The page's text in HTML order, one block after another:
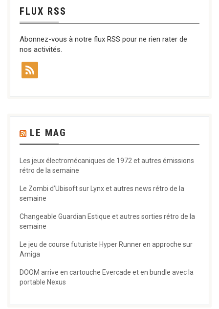
FLUX RSS
Abonnez-vous à notre flux RSS pour ne rien rater de
nos activités.
LE MAG
Les jeux électromécaniques de 1972 et autres émissions
rétro de la semaine
Le Zombi d’Ubisoft sur Lynx et autres news rétro de la
semaine
Changeable Guardian Estique et autres sorties rétro de la
semaine
Le jeu de course futuriste Hyper Runner en approche sur
Amiga
DOOM arrive en cartouche Evercade et en bundle avec la
portable Nexus